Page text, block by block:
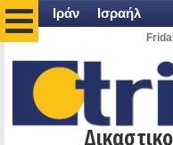
Ιράν Ισραήλ